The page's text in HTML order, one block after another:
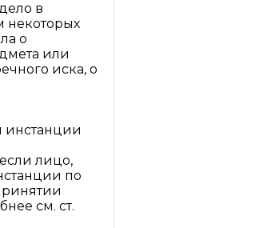
в
некоторых
о
или
иска, о
инстанции
лицо,
по
см. ст.